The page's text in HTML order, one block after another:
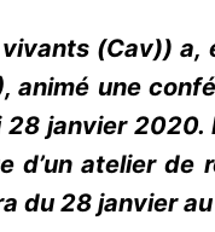
(Cav)) a,
animé une
28 janvier
d’un atelier de
du 28 janvier